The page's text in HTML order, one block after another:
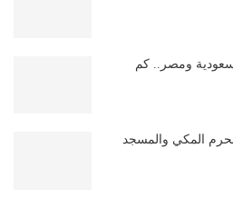
ومصر.. كم
المكي والمسجد